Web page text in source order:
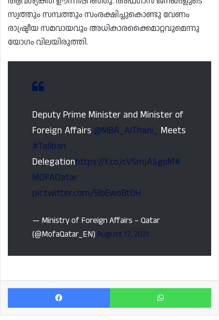
സ്വത്തും സമ്പത്തും സംരക്ഷിച്ചുകൊണ്ടു വേണം
രാഷ്ട്രീയ സമവായവും അധികാരക്കൈമാറ്റവുമെന്നു
യോഗം വിലയിരുത്തി.
Deputy Prime Minister and Minister of
Foreign Affairs @MBA_AlThani_ Meets
#Taliban
Delegationhttps://t.co/cVSmjASgpM#
MOFAQatar
pic.twitter.com/5IbEwoBt0H
— Ministry of Foreign Affairs – Qatar
(@MofaQatar_EN) August 17, 2021
Facebook